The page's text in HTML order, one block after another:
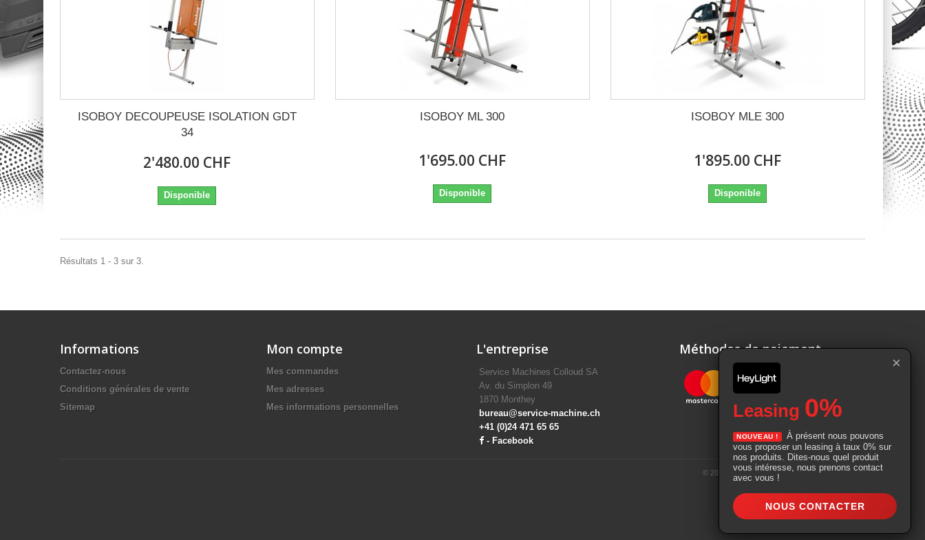
ISOBOY DECOUPEUSE ISOLATION GDT
34
2'480.00 CHF
Disponible
ISOBOY ML 300
1'695.00 CHF
Disponible
ISOBOY MLE 300
1'895.00 CHF
Disponible
Résultats 1 - 3 sur 3.
Informations
Contactez-nous
Conditions générales de vente
Sitemap
Mon compte
Mes commandes
Mes adresses
Mes informations personnelles
L'entreprise
Service Machines Colloud SA
Av. du Simplon 49
1870 Monthey
bureau@service-machine.ch
+41 (0)24 471 65 65
- Facebook
Méthodes de paiement
© 2026 - Service Machines Colloud SA |Webbax
×
Leasing 0%
NOUVEAU !
À présent nous pouvons
vous proposer un leasing à taux 0% sur
nos produits. Dites-nous quel produit
vous intéresse, nous prenons contact
avec vous !
NOUS CONTACTER